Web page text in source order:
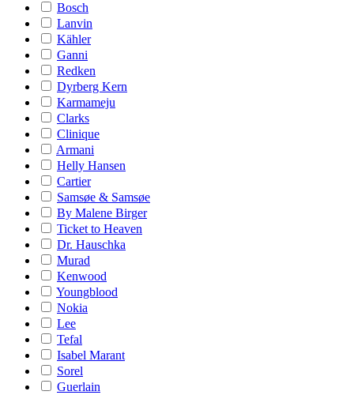
Bosch
Lanvin
Kähler
Ganni
Redken
Dyrberg Kern
Karmameju
Clarks
Clinique
Armani
Helly Hansen
Cartier
Samsøe & Samsøe
By Malene Birger
Ticket to Heaven
Dr. Hauschka
Murad
Kenwood
Youngblood
Nokia
Lee
Tefal
Isabel Marant
Sorel
Guerlain